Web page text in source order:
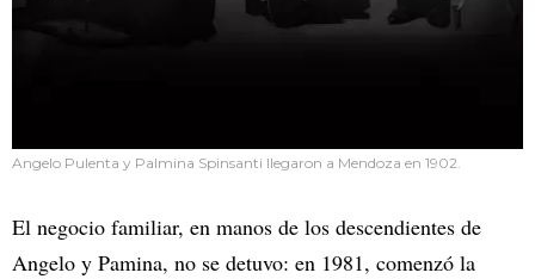
Angelo Pulenta y Palmina Spinsanti llegaron a Mendoza en 1902.
El negocio familiar, en manos de los descendientes de
Angelo y Pamina, no se detuvo: en 1981, comenzó la